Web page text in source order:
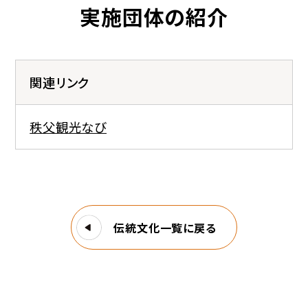
実施団体の紹介
関連リンク
秩父観光なび
伝統文化一覧に戻る